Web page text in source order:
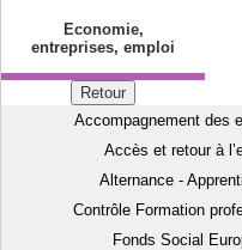
Economie,
entreprises, emploi
Retour
Accompagnement des
Accès et retour à
Alternance -
Contrôle Formation
Fonds Social